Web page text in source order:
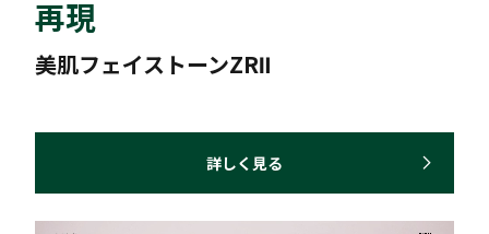
再現
美肌フェイストーンZRⅡ
詳しく見る